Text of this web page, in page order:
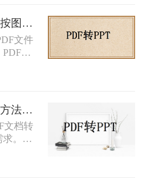
进行演
怎么
种将
PDF文件转PPT：3种方法按图文复杂度的转换精度排名！
文件
格
辑或
灵
法，帮
PDF文档转PPT：2种实用方法的关键参数和输出对比！
文档转
。
定性
我们